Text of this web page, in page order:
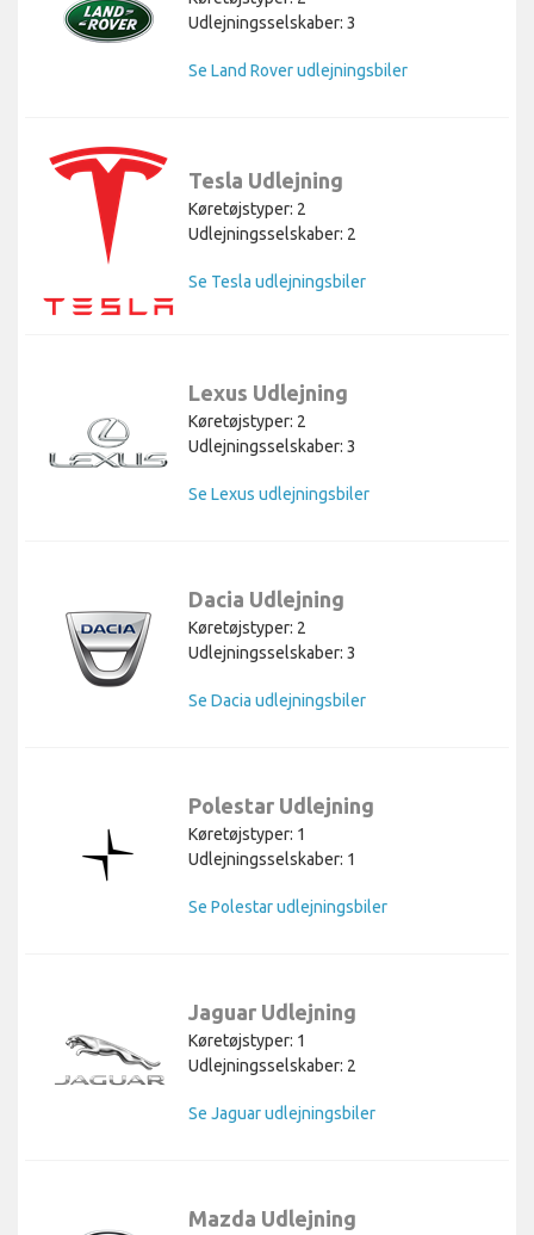
Udlejningsselskaber: 3
Se Land Rover udlejningsbiler
Tesla Udlejning
Køretøjstyper: 2
Udlejningsselskaber: 2
Se Tesla udlejningsbiler
Lexus Udlejning
Køretøjstyper: 2
Udlejningsselskaber: 3
Se Lexus udlejningsbiler
Dacia Udlejning
Køretøjstyper: 2
Udlejningsselskaber: 3
Se Dacia udlejningsbiler
Polestar Udlejning
Køretøjstyper: 1
Udlejningsselskaber: 1
Se Polestar udlejningsbiler
Jaguar Udlejning
Køretøjstyper: 1
Udlejningsselskaber: 2
Se Jaguar udlejningsbiler
Mazda Udlejning